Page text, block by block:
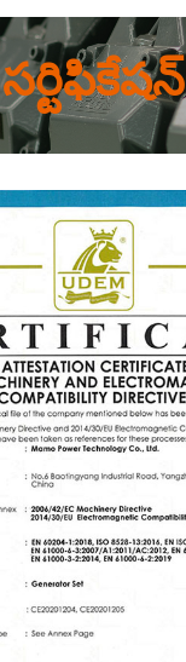
సర్టిఫికేషన్